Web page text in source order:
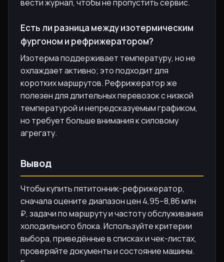
вести журнал, чтобы не пропустить сервис.
Есть ли разница между изотермическим
фургоном и рефрижератором?
Изотерма поддерживает температуру, но не
охлаждает активно; это подходит для
коротких маршрутов. Рефрижератор же
полезен для длительных перевозок с низкой
температурой и непредсказуемым графиком,
но требует больше внимания к силовому
агрегату.
Вывод
Чтобы купить пятитонник-рефрижератор,
сначала оцените диапазон цен 4,95–8,86 млн
₽, задачи по маршруту и частоту обслуживания
холодильного блока. Используйте критерии
выбора, приведённые в списках и чек-листах,
проверяйте документы и состояние машины.